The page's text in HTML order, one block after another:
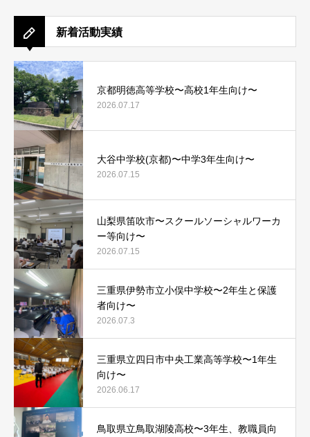
新着活動実績
京都明徳高等学校〜高校1年生向け〜
2026.07.17
大谷中学校(京都)〜中学3年生向け〜
2026.07.15
山梨県笛吹市〜スクールソーシャルワーカ
ー等向け〜
2026.07.15
三重県伊勢市立小俣中学校〜2年生と保護
者向け〜
2026.07.3
三重県立四日市中央工業高等学校〜1年生
向け〜
2026.06.17
鳥取県立鳥取湖陵高校〜3年生、教職員向